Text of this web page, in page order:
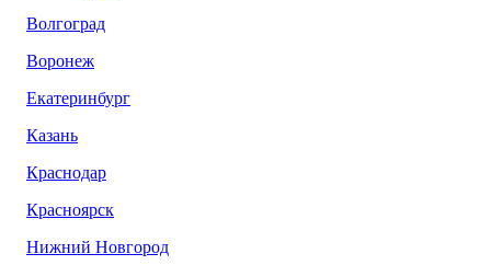
Волгоград
Воронеж
Екатеринбург
Казань
Краснодар
Красноярск
Нижний Новгород